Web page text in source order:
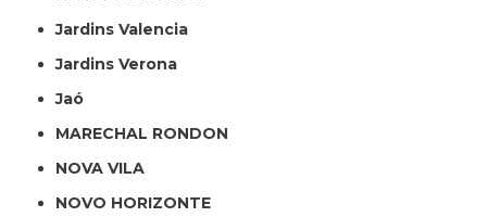
Jardins Valencia
Jardins Verona
Jaó
MARECHAL RONDON
NOVA VILA
NOVO HORIZONTE